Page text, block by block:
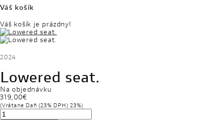
NOVINKY
DEALER LOCATOR
DUCATI CLUB
CESTOVATELSKÉ EXPEDÍCIE
Váš košík
Váš košík je prázdny!
2024
Lowered seat.
Na objednávku
319,00€
(Vrátane Daň (23% DPH) 23%)